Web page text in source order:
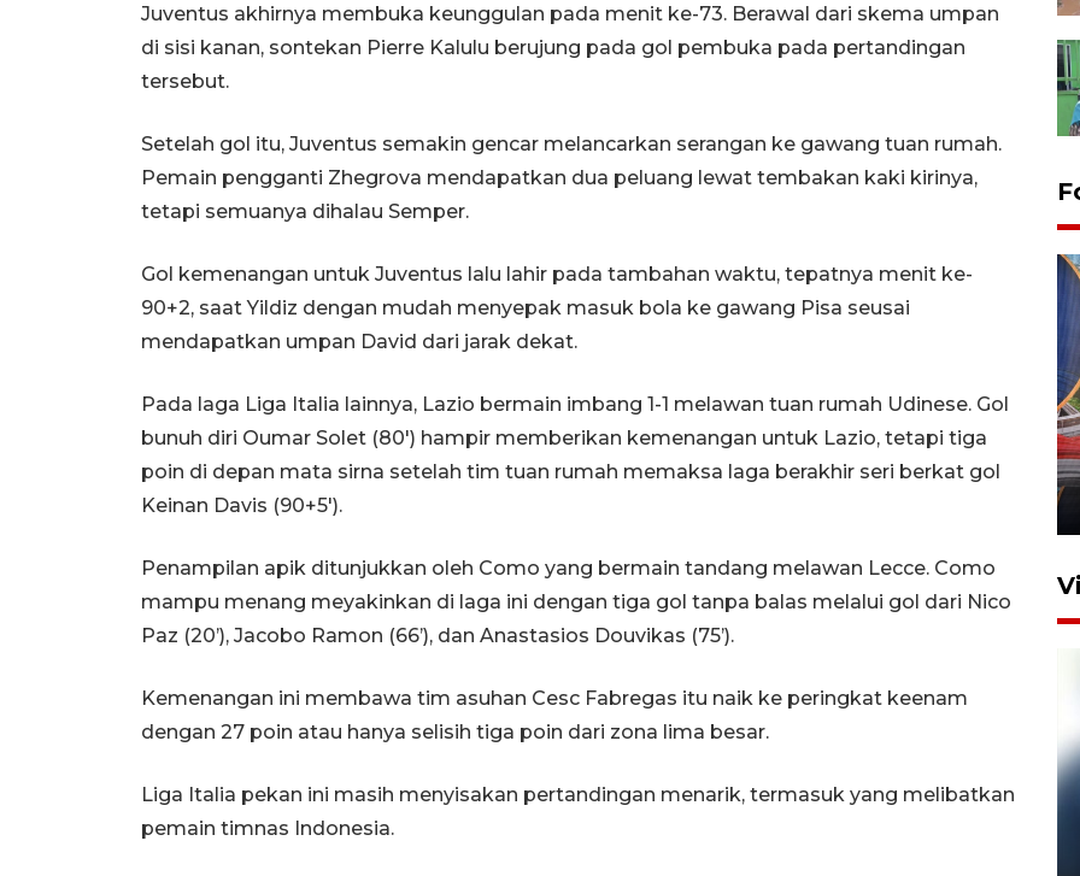
Juventus akhirnya membuka keunggulan pada menit ke-73. Berawal dari skema umpan
di sisi kanan, sontekan Pierre Kalulu berujung pada gol pembuka pada pertandingan
tersebut.
Setelah gol itu, Juventus semakin gencar melancarkan serangan ke gawang tuan rumah.
Pemain pengganti Zhegrova mendapatkan dua peluang lewat tembakan kaki kirinya,
tetapi semuanya dihalau Semper.
Gol kemenangan untuk Juventus lalu lahir pada tambahan waktu, tepatnya menit ke-
90+2, saat Yildiz dengan mudah menyepak masuk bola ke gawang Pisa seusai
mendapatkan umpan David dari jarak dekat.
Pada laga Liga Italia lainnya, Lazio bermain imbang 1-1 melawan tuan rumah Udinese. Gol
bunuh diri Oumar Solet (80') hampir memberikan kemenangan untuk Lazio, tetapi tiga
poin di depan mata sirna setelah tim tuan rumah memaksa laga berakhir seri berkat gol
Keinan Davis (90+5').
Penampilan apik ditunjukkan oleh Como yang bermain tandang melawan Lecce. Como
mampu menang meyakinkan di laga ini dengan tiga gol tanpa balas melalui gol dari Nico
Paz (20’), Jacobo Ramon (66’), dan Anastasios Douvikas (75’).
Kemenangan ini membawa tim asuhan Cesc Fabregas itu naik ke peringkat keenam
dengan 27 poin atau hanya selisih tiga poin dari zona lima besar.
Liga Italia pekan ini masih menyisakan pertandingan menarik, termasuk yang melibatkan
pemain timnas Indonesia.
Komisi V DPR tinjau
perlintasan sebidang di
Stasiun Bogor